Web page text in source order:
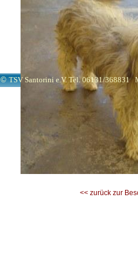
<< zurück zur
©TSV Santorini e.V. Tel. 06131/368831